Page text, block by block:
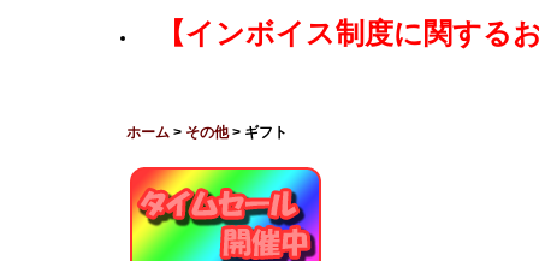
【インボイス制度に関する
ホーム > その他> ギフト